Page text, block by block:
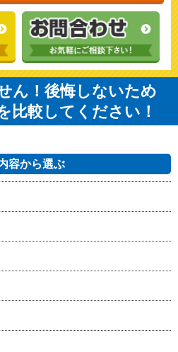
ん！後悔しないため
比較してください！
容から選ぶ